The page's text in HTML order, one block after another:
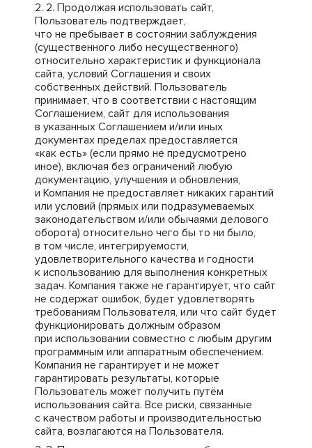
Продолжая использовать сайт,
Пользователь подтверждает,
что не пребывает в состоянии заблуждения
(существенного либо несущественного)
относительно характеристик и функционала
сайта, условий Соглашения и своих
собственных действий. Пользователь
принимает, что в соответствии с настоящим
Соглашением, сайт для использования
в указанных Соглашением и/или иных
документах пределах предоставляется
«как есть» (если прямо не предусмотрено
иное), включая без ограничений любую
документацию, улучшения и обновления,
и Компания не предоставляет никаких гарантий
или условий (прямых или подразумеваемых
законодательством и/или обычаями делового
оборота) относительно чего бы то ни было,
в том числе, интегрируемости,
удовлетворительного качества и годности
к использованию для выполнения конкретных
задач. Компания также не гарантирует, что сайт
не содержат ошибок, будет удовлетворять
требованиям Пользователя, или что сайт будет
функционировать должным образом
при использовании совместно с любым другим
программным или аппаратным обеспечением.
Компания не гарантирует и не может
гарантировать результаты, которые
Пользователь может получить путём
использования сайта. Все риски, связанные
с качеством работы и производительностью
сайта, возлагаются на Пользователя.